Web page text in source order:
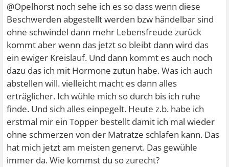
@Opelhorst noch sehe ich es so dass wenn diese
Beschwerden abgestellt werden bzw händelbar sind
ohne schwindel dann mehr Lebensfreude zurück
kommt aber wenn das jetzt so bleibt dann wird das
ein ewiger Kreislauf. Und dann kommt es auch noch
dazu das ich mit Hormone zutun habe. Was ich auch
abstellen will. vielleicht macht es dann alles
erträglicher. Ich wühle mich so durch bis ich ruhe
finde. Und sich alles einpegelt. Heute z.b. habe ich
erstmal mir ein Topper bestellt damit ich mal wieder
ohne schmerzen von der Matratze schlafen kann. Das
hat mich jetzt am meisten genervt. Das gewühle
immer da. Wie kommst du so zurecht?